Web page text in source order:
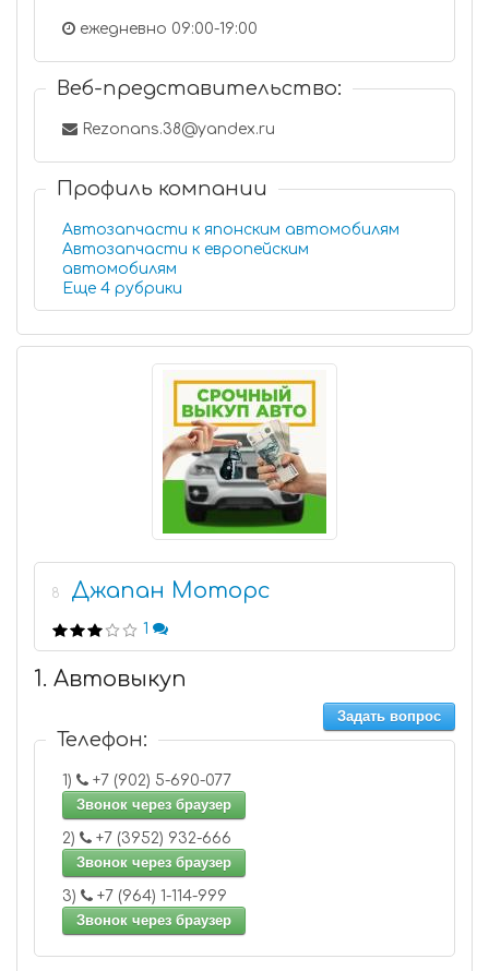
ежедневно 09:00-19:00
Веб-представительство:
Rezonans.38@yandex.ru
Профиль компании
Автозапчасти к японским автомобилям
Автозапчасти к европейским
автомобилям
Еще 4 рубрики
8 Джапан Моторс
1
1. Автовыкуп
Задать вопрос
Телефон:
1)
+7 (902) 5-690-077
Звонок через браузер
2)
+7 (3952) 932-666
Звонок через браузер
3)
+7 (964) 1-114-999
Звонок через браузер